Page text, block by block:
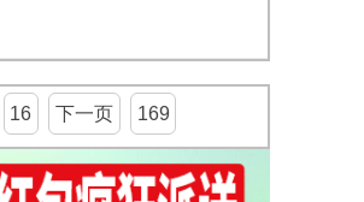
16 下一页 169